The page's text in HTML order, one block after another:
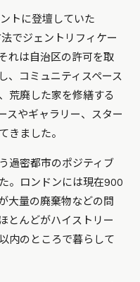
トに登壇していた
でジェントリフィケー
れは自治区の許可を取
、コミュニティスペース
荒廃した家を修繕する
スやギャラリー、スター
きました。
過密都市のポジティブ
。ロンドンには現在900
大量の廃棄物などの問
とんどがハイストリー
内のところで暮らして